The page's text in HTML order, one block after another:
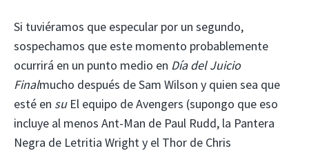
Si tuviéramos que especular por un segundo,
sospechamos que este momento probablemente
ocurrirá en un punto medio en Día del Juicio
Finalmucho después de Sam Wilson y quien sea que
esté en su El equipo de Avengers (supongo que eso
incluye al menos Ant-Man de Paul Rudd, la Pantera
Negra de Letritia Wright y el Thor de Chris